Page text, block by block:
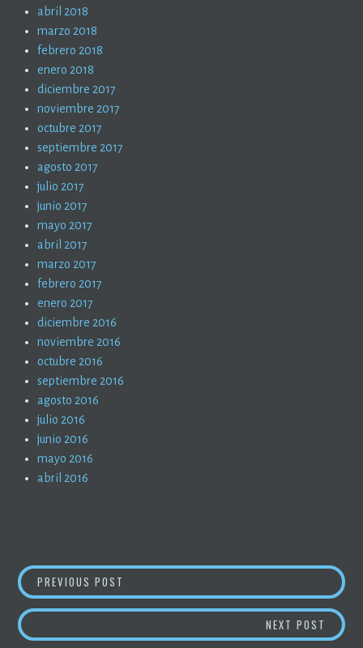
abril 2018
marzo 2018
febrero 2018
enero 2018
diciembre 2017
noviembre 2017
octubre 2017
septiembre 2017
agosto 2017
julio 2017
junio 2017
mayo 2017
abril 2017
marzo 2017
febrero 2017
enero 2017
diciembre 2016
noviembre 2016
octubre 2016
septiembre 2016
agosto 2016
julio 2016
junio 2016
mayo 2016
abril 2016
NAVEGACIÓN
DE
PREVIOUS POST
NEXT POST